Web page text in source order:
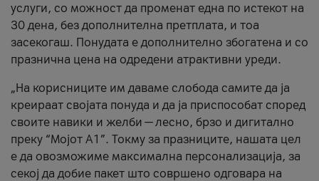
услуги, со можност да променат една по истекот на
30 дена, без дополнителна претплата, и тоа
засекогаш. Понудата е дополнително збогатена и со
празнична цена на одредени атрактивни уреди.
„На корисниците им даваме слобода самите да ја
креираат својата понуда и да ја приспособат според
своите навики и желби — лесно, брзо и дигитално
преку “Мојот А1”. Токму за празниците, нашата цел
е да овозможиме максимална персонализација, за
секој да добие пакет што совршено одговара на